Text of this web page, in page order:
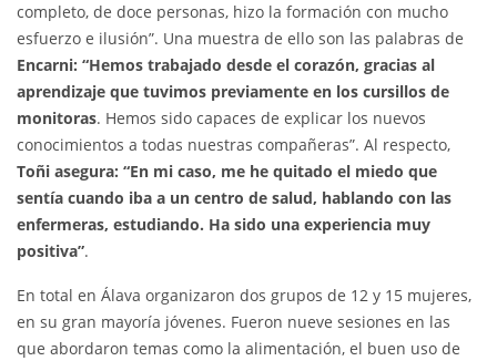
completo, de doce personas, hizo la formación con mucho
esfuerzo e ilusión”. Una muestra de ello son las palabras de
Encarni: “Hemos trabajado desde el corazón, gracias al
aprendizaje que tuvimos previamente en los cursillos de
monitoras. Hemos sido capaces de explicar los nuevos
conocimientos a todas nuestras compañeras”. Al respecto,
Toñi asegura: “En mi caso, me he quitado el miedo que
sentía cuando iba a un centro de salud, hablando con las
enfermeras, estudiando. Ha sido una experiencia muy
positiva”.
En total en Álava organizaron dos grupos de 12 y 15 mujeres,
en su gran mayoría jóvenes. Fueron nueve sesiones en las
que abordaron temas como la alimentación, el buen uso de